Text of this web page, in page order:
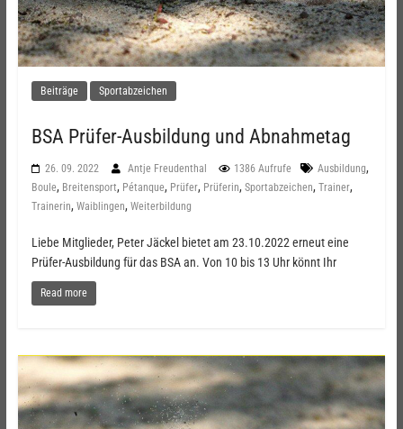
Beiträge Sportabzeichen
BSA Prüfer-Ausbildung und Abnahmetag
26. 09. 2022 Antje Freudenthal 1386 Aufrufe Ausbildung,
Boule, Breitensport, Pétanque, Prüfer, Prüferin, Sportabzeichen, Trainer,
Trainerin, Waiblingen, Weiterbildung
Liebe Mitglieder, Peter Jäckel bietet am 23.10.2022 erneut eine
Prüfer-Ausbildung für das BSA an. Von 10 bis 13 Uhr könnt Ihr
Read more